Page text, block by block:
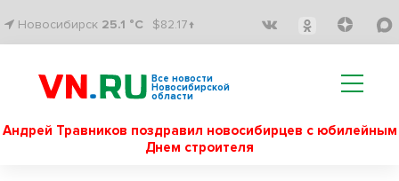
Новосибирск 25.1 °C $82.17↑
Все новости
Новосибирской
области
Андрей Травников поздравил новосибирцев с юбилейным
Днем строителя